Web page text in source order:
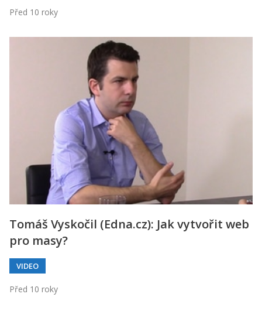
Před 10 roky
Tomáš Vyskočil (Edna.cz): Jak vytvořit web
pro masy?
VIDEO
Před 10 roky